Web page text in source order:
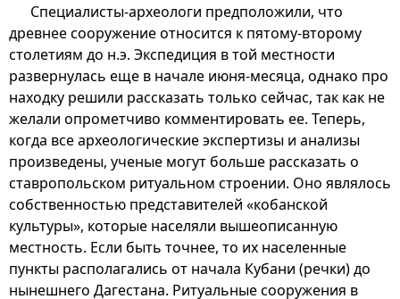
Специалисты-археологи предположили, что
древнее сооружение относится к пятому-второму
столетиям до н.э. Экспедиция в той местности
развернулась еще в начале июня-месяца, однако про
находку решили рассказать только сейчас, так как не
желали опрометчиво комментировать ее. Теперь,
когда все археологические экспертизы и анализы
произведены, ученые могут больше рассказать о
ставропольском ритуальном строении. Оно являлось
собственностью представителей «кобанской
культуры», которые населяли вышеописанную
местность. Если быть точнее, то их населенные
пункты располагались от начала Кубани (речки) до
нынешнего Дагестана. Ритуальные сооружения в